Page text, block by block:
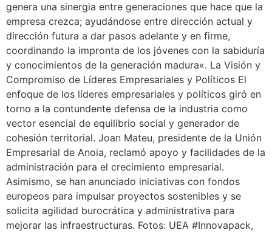
genera una sinergia entre generaciones que hace que la
empresa crezca; ayudándose entre dirección actual y
dirección futura a dar pasos adelante y en firme,
coordinando la impronta de los jóvenes con la sabiduría
y conocimientos de la generación madura«. La Visión y
Compromiso de Líderes Empresariales y Políticos El
enfoque de los líderes empresariales y políticos giró en
torno a la contundente defensa de la industria como
vector esencial de equilibrio social y generador de
cohesión territorial. Joan Mateu, presidente de la Unión
Empresarial de Anoia, reclamó apoyo y facilidades de la
administración para el crecimiento empresarial.
Asimismo, se han anunciado iniciativas con fondos
europeos para impulsar proyectos sostenibles y se
solicita agilidad burocrática y administrativa para
mejorar las infraestructuras. Fotos: UEA #Innovapack,